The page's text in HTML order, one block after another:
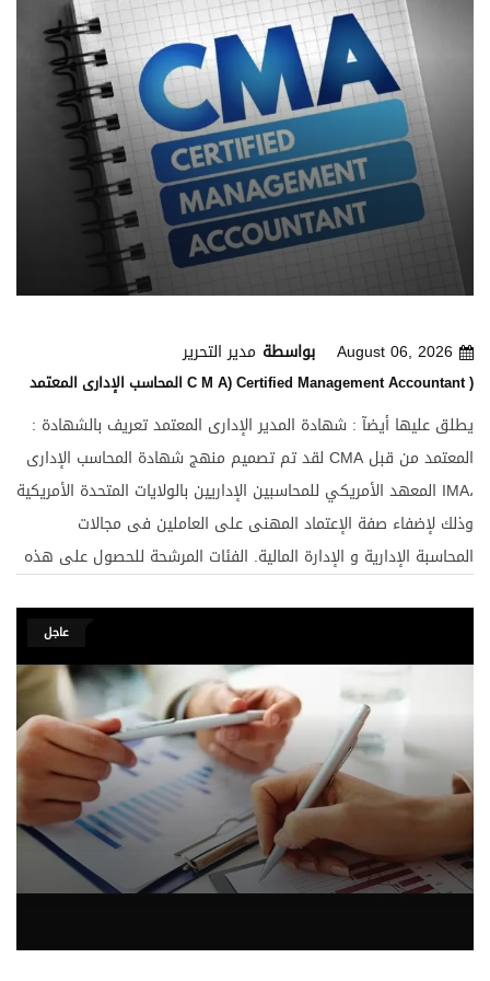
بواسطة مدير التحرير August 06, 2026
المحاسب الإدارى المعتمد C M A) Certified Management Accountant )
يطلق عليها أيضآ : شهادة المدير الإدارى المعتمد تعريف بالشهادة :
لقد تم تصميم منهج شهادة المحاسب الإدارى CMA المعتمد من قبل
المعهد الأمريكي للمحاسبين الإداريين بالولايات المتحدة الأمريكية IMA،
وذلك لإضفاء صفة الإعتماد المهنى على العاملين فى مجالات
المحاسبة الإدارية و الإدارة المالية. الفئات المرشحة للحصول على هذه
الماليون الراغبون في الحصول على تأهيل مهني يوثق خبرتهم
الوظيفية بأسلوب علمي متطور . – كافة المتخصصين و العاملين في
مجال المراجعة و التدقيق المالي . – كافة العاملين في المجال
المحاسبي الراغبون في الحصول على تأهيل مهني يمكنهم من تولي
وظائف قيادية في المجال المحاسبي والمالي . – العاملون
والمتخصصون في قطاع البنوك والاستثمار . متطلبات التسجيل
والإلتحاق : – الحصول على مؤهل جامعي في المجال ( درجة
البكالوريوس ) . – خبرة عملية لا تقل عن عامين في مجال المراجعة .
وتكنولوجيا المعلومات حيث اننا سوف نطرح مبادة لتأهيل حديثي
عاجل